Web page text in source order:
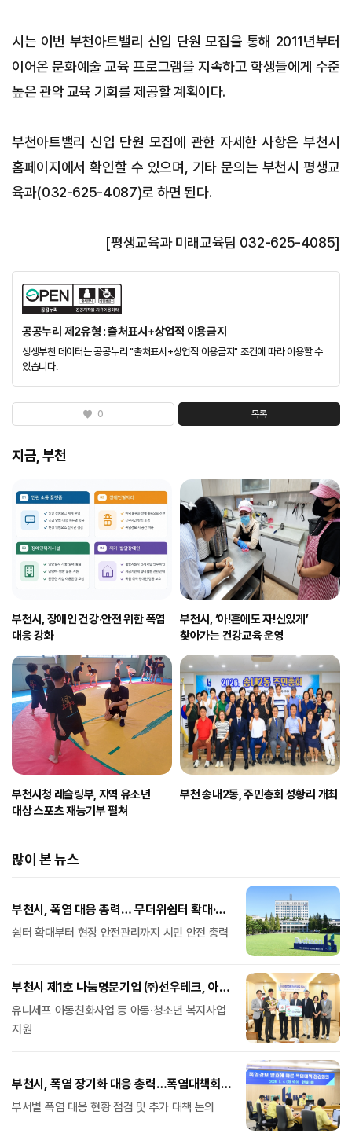
시는 이번 부천아트밸리 신입 단원 모집을 통해 2011년부터
이어온 문화예술 교육 프로그램을 지속하고 학생들에게 수준
높은 관악 교육 기회를 제공할 계획이다.
부천아트밸리 신입 단원 모집에 관한 자세한 사항은 부천시
홈페이지에서 확인할 수 있으며, 기타 문의는 부천시 평생교
육과(032-625-4087)로 하면 된다.
[평생교육과 미래교육팀 032-625-4085]
공공누리 제2유형 : 출처표시+상업적 이용금지
생생부천 데이터는 공공누리 "출처표시+상업적 이용금지" 조건에 따라 이용할 수
있습니다.
0 목록
지금, 부천
부천시, 장애인 건강·안전 위한 폭염
대응 강화
부천시, ‘아!흔에도 자!신있게’
찾아가는 건강교육 운영
부천시청 레슬링부, 지역 유소년
대상 스포츠 재능기부 펼쳐
부천 송내2동, 주민총회 성황리 개최
많이 본 뉴스
부천시, 폭염 대응 총력… 무더위쉼터 확대·
취약계층 보호 강화
쉼터 확대부터 현장 안전관리까지 시민 안전 총력
부천시 제1호 나눔명문기업 ㈜선우테크, 아동·
청소년 후원금 1억 원 기탁
유니세프 아동친화사업 등 아동·청소년 복지사업
지원
부천시, 폭염 장기화 대응 총력…폭염대책회의
개최
부서별 폭염 대응 현황 점검 및 추가 대책 논의